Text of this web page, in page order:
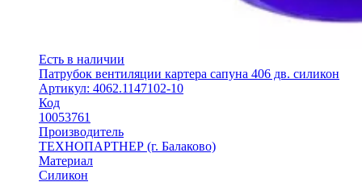
Есть в наличии
Патрубок вентиляции картера сапуна 406 дв. силикон
Артикул: 4062.1147102-10
Код
10053761
Производитель
ТЕХНОПАРТНЕР (г. Балаково)
Материал
Силикон